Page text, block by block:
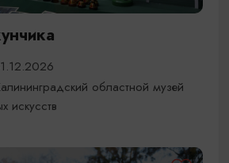
областной музей
искусств